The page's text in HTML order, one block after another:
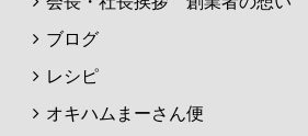
ブログ
レシピ
オキハムまーさん便